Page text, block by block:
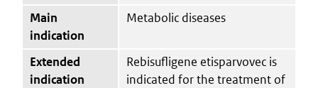
Main
indication
Metabolic diseases
Extended
indication
Rebisufligene etisparvovec is
indicated for the treatment of